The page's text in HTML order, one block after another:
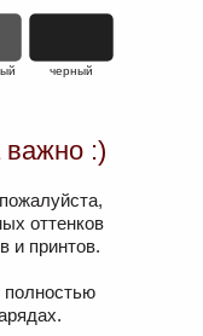
оттенков
и принтов.
полностью
черный
важно :)